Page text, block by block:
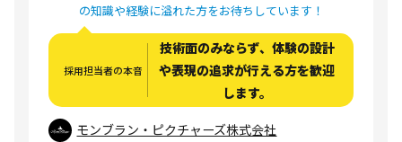
の知識や経験に溢れた方をお待ちしています！
採用担当者の本音
技術面のみならず、体験の設計
や表現の追求が行える方を歓迎
します。
モンブラン・ピクチャーズ株式会社